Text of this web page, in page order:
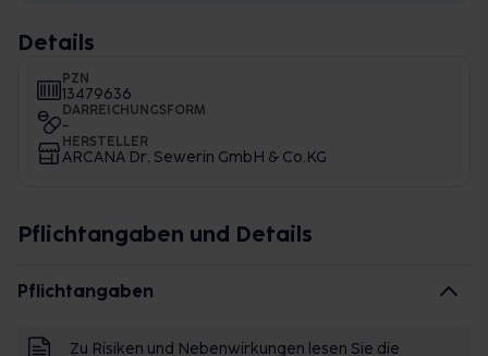
Details
PZN
13479636
DARREICHUNGSFORM
-
HERSTELLER
ARCANA Dr. Sewerin GmbH & Co.KG
Pflichtangaben und Details
Pflichtangaben
Zu Risiken und Nebenwirkungen lesen Sie die